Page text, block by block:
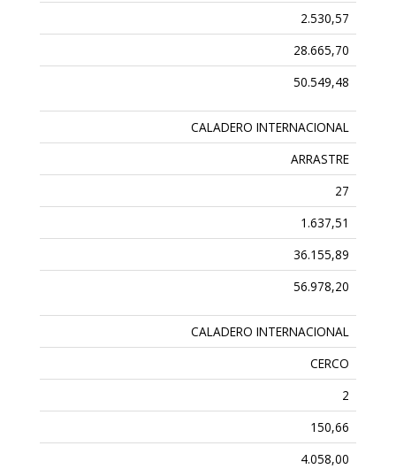
2.530,57
28.665,70
50.549,48
CALADERO INTERNACIONAL
ARRASTRE
27
1.637,51
36.155,89
56.978,20
CALADERO INTERNACIONAL
CERCO
2
150,66
4.058,00